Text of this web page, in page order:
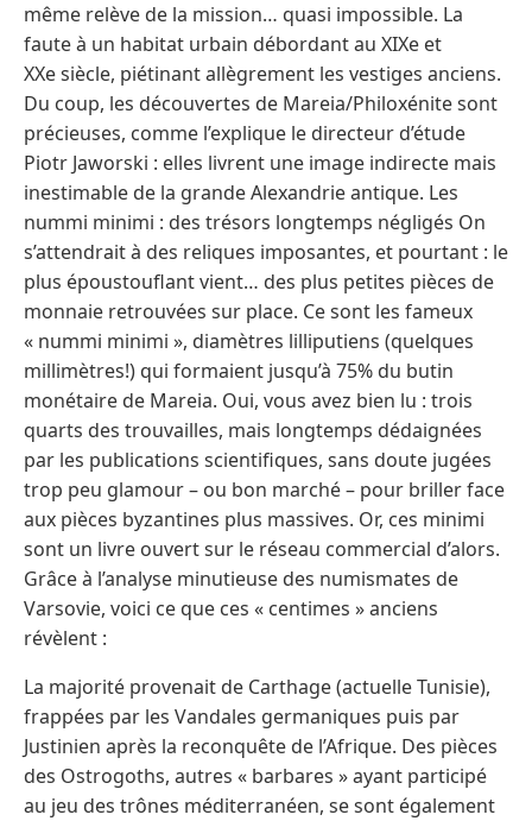
même relève de la mission… quasi impossible. La
faute à un habitat urbain débordant au XIXe et
XXe siècle, piétinant allègrement les vestiges anciens.
Du coup, les découvertes de Mareia/Philoxénite sont
précieuses, comme l’explique le directeur d’étude
Piotr Jaworski : elles livrent une image indirecte mais
inestimable de la grande Alexandrie antique. Les
nummi minimi : des trésors longtemps négligés On
s’attendrait à des reliques imposantes, et pourtant : le
plus époustouflant vient… des plus petites pièces de
monnaie retrouvées sur place. Ce sont les fameux
« nummi minimi », diamètres lilliputiens (quelques
millimètres!) qui formaient jusqu’à 75% du butin
monétaire de Mareia. Oui, vous avez bien lu : trois
quarts des trouvailles, mais longtemps dédaignées
par les publications scientifiques, sans doute jugées
trop peu glamour – ou bon marché – pour briller face
aux pièces byzantines plus massives. Or, ces minimi
sont un livre ouvert sur le réseau commercial d’alors.
Grâce à l’analyse minutieuse des numismates de
Varsovie, voici ce que ces « centimes » anciens
révèlent :
La majorité provenait de Carthage (actuelle Tunisie),
frappées par les Vandales germaniques puis par
Justinien après la reconquête de l’Afrique. Des pièces
des Ostrogoths, autres « barbares » ayant participé
au jeu des trônes méditerranéen, se sont également